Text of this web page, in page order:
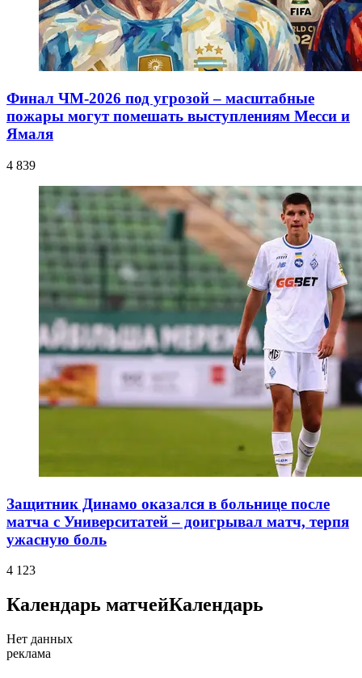
Финал ЧМ-2026 под угрозой – масштабные
пожары могут помешать выступлениям Месси и
Ямаля
4 839
Защитник Динамо оказался в больнице после
матча с Университатей – доигрывал матч, терпя
ужасную боль
4 123
Календарь матчейКалендарь
Нет данных
реклама